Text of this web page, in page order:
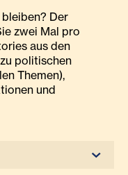
Der
zwei Mal pro
aus den
politischen
Themen),
und